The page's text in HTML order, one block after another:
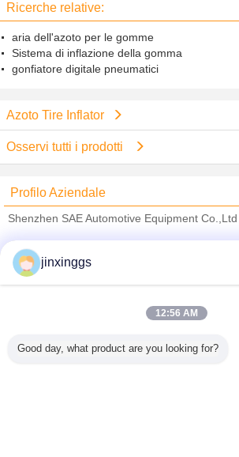
Ricerche relative:
aria dell'azoto per le gomme
Sistema di inflazione della gomma
gonfiatore digitale pneumatici
Azoto Tire Inflator
Osservi tutti i prodotti
Profilo Aziendale
Shenzhen SAE Automotive Equipment Co.,Ltd
Trust Seal
Tutti i prodotti
jinxinggs
12:56 AM
Good day, what product are you looking for?